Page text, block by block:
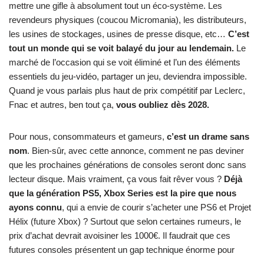
mettre une gifle à absolument tout un éco-système. Les
revendeurs physiques (coucou Micromania), les distributeurs,
les usines de stockages, usines de presse disque, etc… C’est
tout un monde qui se voit balayé du jour au lendemain. Le
marché de l’occasion qui se voit éliminé et l’un des éléments
essentiels du jeu-vidéo, partager un jeu, deviendra impossible.
Quand je vous parlais plus haut de prix compétitif par Leclerc,
Fnac et autres, ben tout ça, vous oubliez dès 2028.
Pour nous, consommateurs et gameurs, c’est un drame sans
nom. Bien-sûr, avec cette annonce, comment ne pas deviner
que les prochaines générations de consoles seront donc sans
lecteur disque. Mais vraiment, ça vous fait rêver vous ? Déjà
que la génération PS5, Xbox Series est la pire que nous
ayons connu, qui a envie de courir s’acheter une PS6 et Projet
Hélix (future Xbox) ? Surtout que selon certaines rumeurs, le
prix d’achat devrait avoisiner les 1000€. Il faudrait que ces
futures consoles présentent un gap technique énorme pour